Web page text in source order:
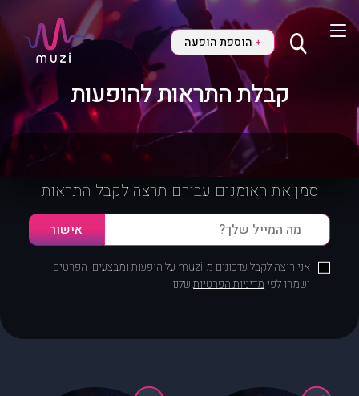
+ הוספת הופעה
קבלת התראות להופעות
סמן את האומנים עבורם תרצה לקבל התראות
אני רוצה לקבל עדכונים מ-muzi על הופעות ומבצעים. הפרטים
ישמרו לפימדיניות הפרטיותשלנו